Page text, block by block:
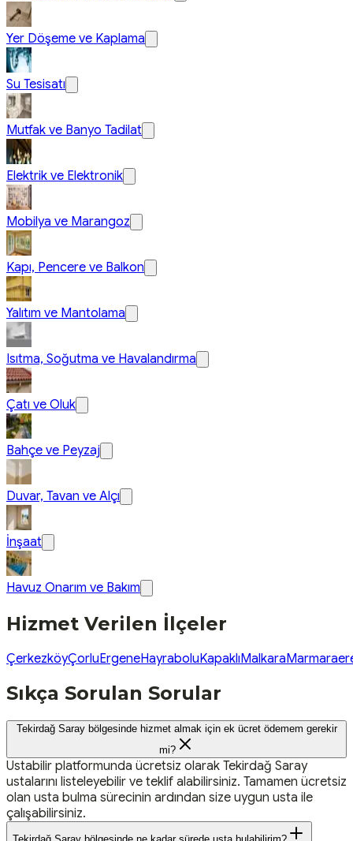
Yer Döşeme ve Kaplama
Su Tesisatı
Mutfak ve Banyo Tadilat
Elektrik ve Elektronik
Mobilya ve Marangoz
Kapı, Pencere ve Balkon
Yalıtım ve Mantolama
Isıtma, Soğutma ve Havalandırma
Çatı ve Oluk
Bahçe ve Peyzaj
Duvar, Tavan ve Alçı
İnşaat
Havuz Onarım ve Bakım
Hizmet Verilen İlçeler
ÇerkezköyÇorluErgeneHayraboluKapaklıMalkara
Sıkça Sorulan Sorular
Tekirdağ Saray bölgesinde hizmet almak için ek ücret ödemem gerekir
mi?
Ustabilir platformunda ücretsiz olarak Tekirdağ Saray
ustalarını listeleyebilir ve teklif alabilirsiniz. Tamamen ücretsiz
olan usta bulma sürecinin ardından size uygun usta ile
çalışabilirsiniz.